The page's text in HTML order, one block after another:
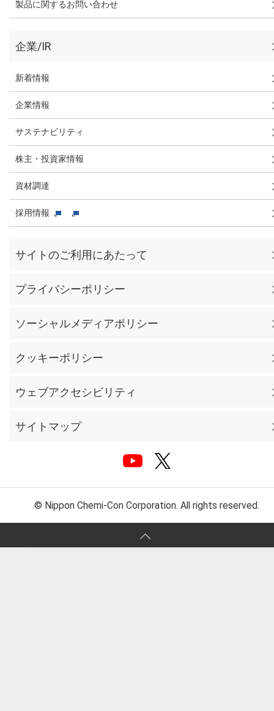
製品に関するお問い合わせ
企業/IR
新着情報
企業情報
サステナビリティ
株主・投資家情報
資材調達
採用情報
サイトのご利用にあたって
プライバシーポリシー
ソーシャルメディアポリシー
クッキーポリシー
ウェブアクセシビリティ
サイトマップ
© Nippon Chemi-Con Corporation. All rights reserved.